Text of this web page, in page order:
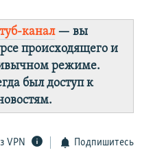
канал— вы
происходящего и
режиме.
был доступ к
VPN Подпишитесь